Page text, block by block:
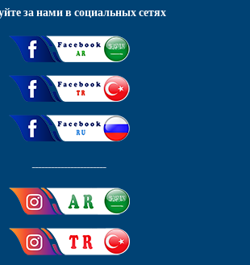
за нами в социальных сетях
ـــــــــــــــــــــــ